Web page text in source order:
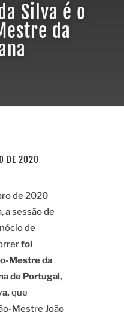
Silva é o
da
DE 2020
de 2020
a sessão de
de
foi
Mestre da
de Portugal,
que
Mestre João